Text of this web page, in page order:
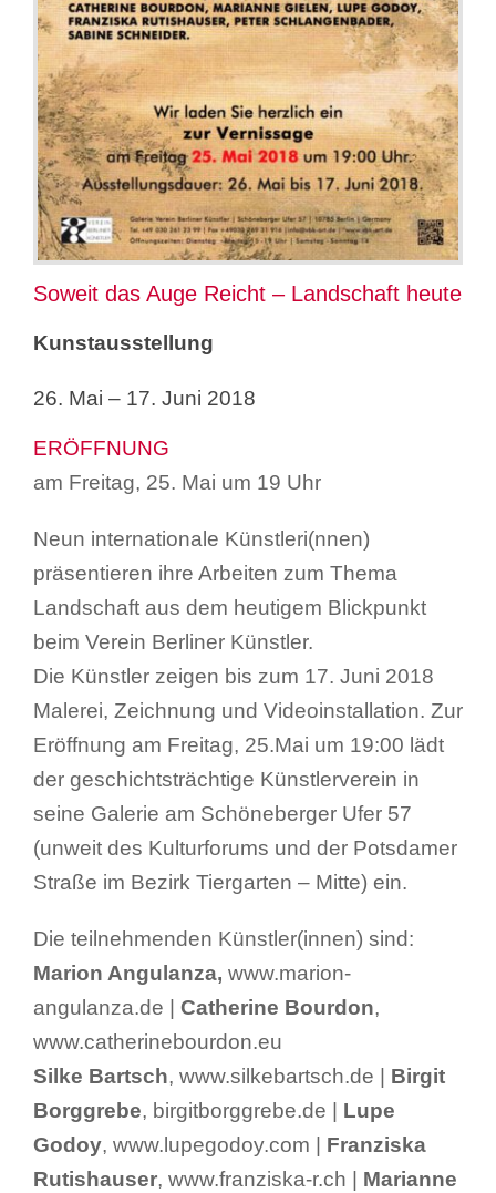
Suche
nach:
Soweit das Auge Reicht – Landschaft heute
Kunstausstellung
26. Mai – 17. Juni 2018
ERÖFFNUNG
am Freitag, 25. Mai um 19 Uhr
Neun internationale Künstleri(nnen)
präsentieren ihre Arbeiten zum Thema
Landschaft aus dem heutigem Blickpunkt
beim Verein Berliner Künstler.
Die Künstler zeigen bis zum 17. Juni 2018
Malerei, Zeichnung und Videoinstallation. Zur
Eröffnung am Freitag, 25.Mai um 19:00 lädt
der geschichtsträchtige Künstlerverein in
seine Galerie am Schöneberger Ufer 57
(unweit des Kulturforums und der Potsdamer
Straße im Bezirk Tiergarten – Mitte) ein.
Die teilnehmenden Künstler(innen) sind:
Marion Angulanza, www.marion-
angulanza.de | Catherine Bourdon,
www.catherinebourdon.eu
Silke Bartsch, www.silkebartsch.de | Birgit
Borggrebe, birgitborggrebe.de |
Lupe
Godoy, www.lupegodoy.com | Franziska
Rutishauser, www.franziska-r.ch | Marianne